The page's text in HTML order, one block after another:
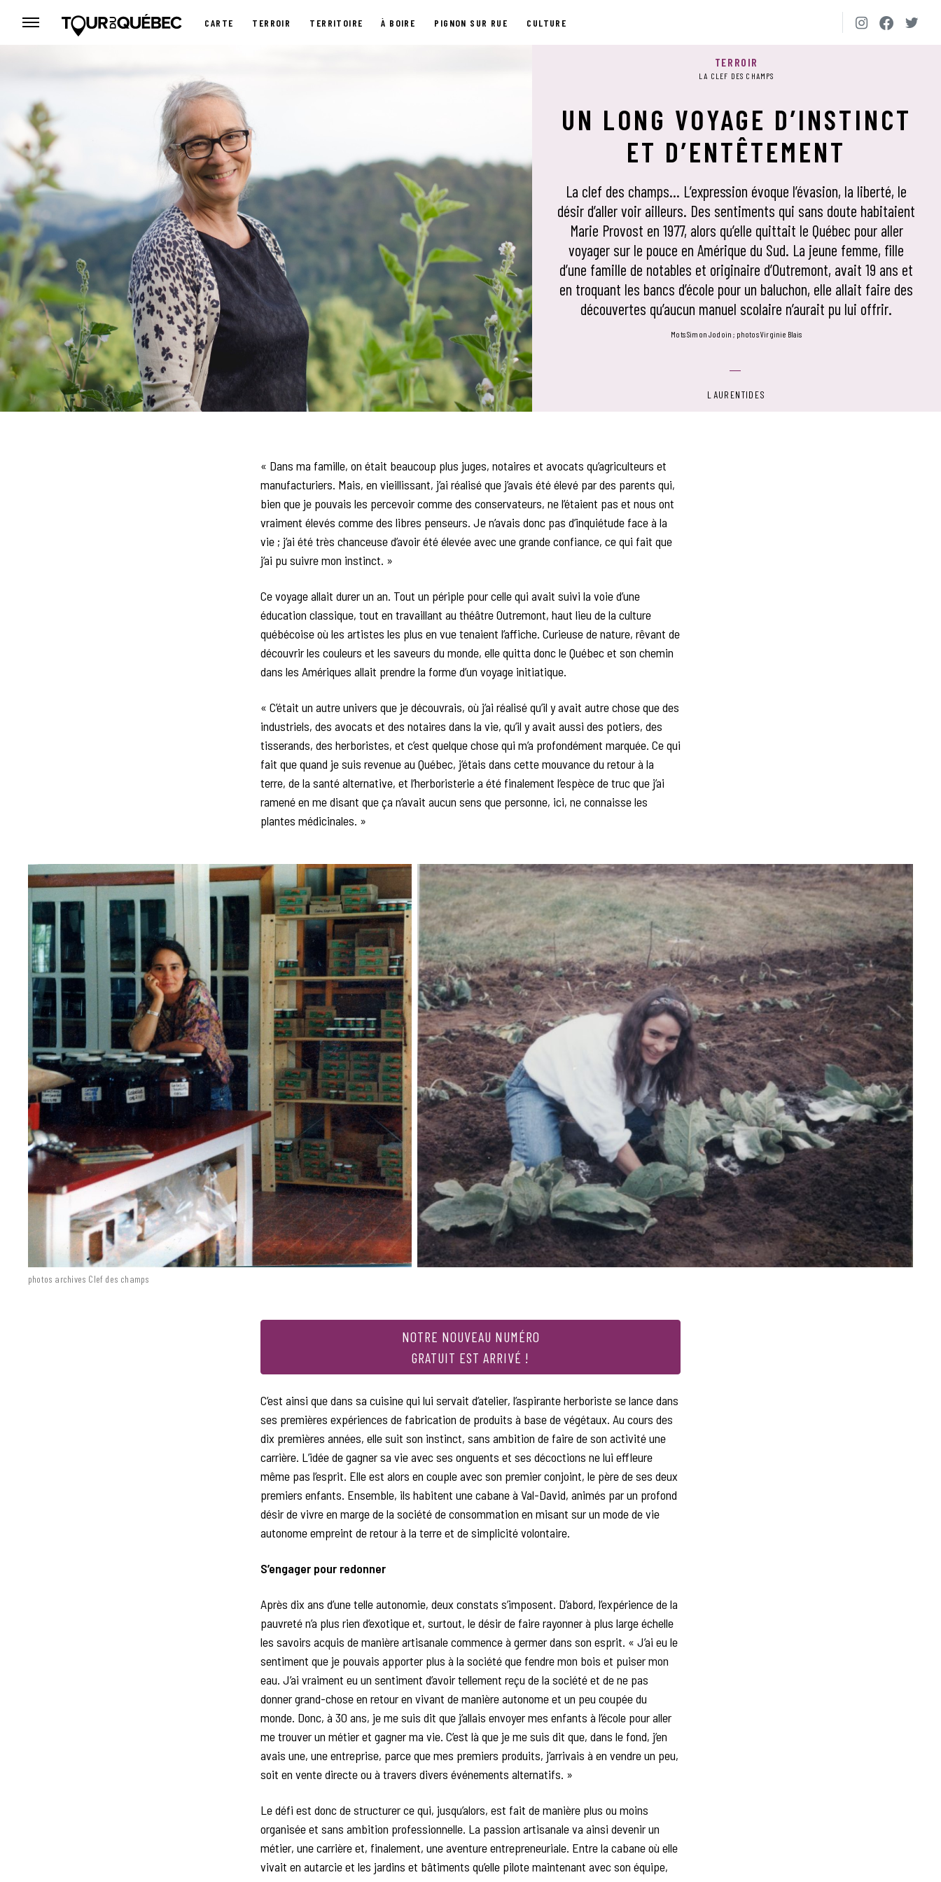
CARTE TERROIR TERRITOIRE À BOIRE PIGNON SUR RUE CULTURE
TERROIR
LA CLEF DES CHAMPS
UN LONG VOYAGE D’INSTINCT
ET D’ENTÊTEMENT
La clef des champs… L’expression évoque l’évasion, la liberté, le
désir d’aller voir ailleurs. Des sentiments qui sans doute habitaient
Marie Provost en 1977, alors qu’elle quittait le Québec pour aller
voyager sur le pouce en Amérique du Sud. La jeune femme, fille
d’une famille de notables et originaire d’Outremont, avait 19 ans et
en troquant les bancs d’école pour un baluchon, elle allait faire des
découvertes qu’aucun manuel scolaire n’aurait pu lui offrir.
mots Simon Jodoin photos Virginie Blais
LAURENTIDES
« Dans ma famille, on était beaucoup plus juges, notaires et avocats qu’agriculteurs et
manufacturiers. Mais, en vieillissant, j’ai réalisé que j’avais été élevé par des parents qui,
bien que je pouvais les percevoir comme des conservateurs, ne l’étaient pas et nous ont
vraiment élevés comme des libres penseurs. Je n’avais donc pas d’inquiétude face à la
vie ; j’ai été très chanceuse d’avoir été élevée avec une grande confiance, ce qui fait que
j’ai pu suivre mon instinct. »
Ce voyage allait durer un an. Tout un périple pour celle qui avait suivi la voie d’une
éducation classique, tout en travaillant au théâtre Outremont, haut lieu de la culture
québécoise où les artistes les plus en vue tenaient l’affiche. Curieuse de nature, rêvant de
découvrir les couleurs et les saveurs du monde, elle quitta donc le Québec et son chemin
dans les Amériques allait prendre la forme d’un voyage initiatique.
« C’était un autre univers que je découvrais, où j’ai réalisé qu’il y avait autre chose que des
industriels, des avocats et des notaires dans la vie, qu’il y avait aussi des potiers, des
tisserands, des herboristes, et c’est quelque chose qui m’a profondément marquée. Ce qui
fait que quand je suis revenue au Québec, j’étais dans cette mouvance du retour à la
terre, de la santé alternative, et l’herboristerie a été finalement l’espèce de truc que j’ai
ramené en me disant que ça n’avait aucun sens que personne, ici, ne connaisse les
plantes médicinales. »
photos archives Clef des champs
NOTRE NOUVEAU NUMÉRO
GRATUIT EST ARRIVÉ !
C’est ainsi que dans sa cuisine qui lui servait d’atelier, l’aspirante herboriste se lance dans
ses premières expériences de fabrication de produits à base de végétaux. Au cours des
dix premières années, elle suit son instinct, sans ambition de faire de son activité une
carrière. L’idée de gagner sa vie avec ses onguents et ses décoctions ne lui effleure
même pas l’esprit. Elle est alors en couple avec son premier conjoint, le père de ses deux
premiers enfants. Ensemble, ils habitent une cabane à Val-David, animés par un profond
désir de vivre en marge de la société de consommation en misant sur un mode de vie
autonome empreint de retour à la terre et de simplicité volontaire.
S’engager pour redonner
Après dix ans d’une telle autonomie, deux constats s’imposent. D’abord, l’expérience de la
pauvreté n’a plus rien d’exotique et, surtout, le désir de faire rayonner à plus large échelle
les savoirs acquis de manière artisanale commence à germer dans son esprit. « J’ai eu le
sentiment que je pouvais apporter plus à la société que fendre mon bois et puiser mon
eau. J’ai vraiment eu un sentiment d’avoir tellement reçu de la société et de ne pas
donner grand-chose en retour en vivant de manière autonome et un peu coupée du
monde. Donc, à 30 ans, je me suis dit que j’allais envoyer mes enfants à l’école pour aller
me trouver un métier et gagner ma vie. C’est là que je me suis dit que, dans le fond, j’en
avais une, une entreprise, parce que mes premiers produits, j’arrivais à en vendre un peu,
soit en vente directe ou à travers divers événements alternatifs. »
Le défi est donc de structurer ce qui, jusqu’alors, est fait de manière plus ou moins
organisée et sans ambition professionnelle. La passion artisanale va ainsi devenir un
métier, une carrière et, finalement, une aventure entrepreneuriale. Entre la cabane où elle
vivait en autarcie et les jardins et bâtiments qu’elle pilote maintenant avec son équipe,